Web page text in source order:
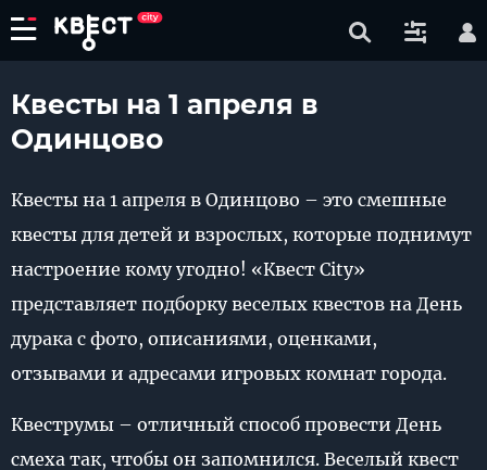
Квесты на 1 апреля в
Одинцово
Квесты на 1 апреля в Одинцово – это смешные
квесты для детей и взрослых, которые поднимут
настроение кому угодно! «Квест City»
представляет подборку веселых квестов на День
дурака с фото, описаниями, оценками,
отзывами и адресами игровых комнат города.
Квеструмы – отличный способ провести День
смеха так, чтобы он запомнился. Веселый квест